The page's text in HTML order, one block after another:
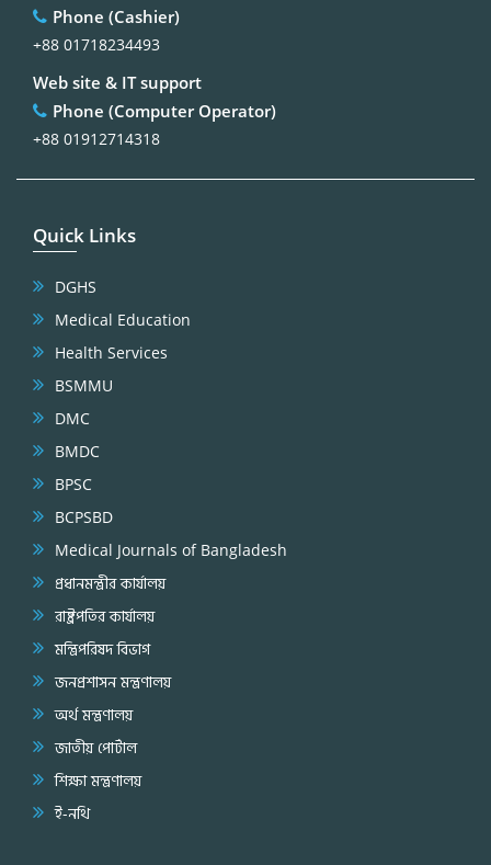
Phone (Cashier)
+88 01718234493
Web site & IT support
Phone (Computer Operator)
+88 01912714318
Quick Links
DGHS
Medical Education
Health Services
BSMMU
DMC
BMDC
BPSC
BCPSBD
Medical Journals of Bangladesh
প্রধানমন্ত্রীর কার্যালয়
রাষ্ট্রপতির কার্যালয়
মন্ত্রিপরিষদ বিভাগ
জনপ্রশাসন মন্ত্রণালয়
অর্থ মন্ত্রণালয়
জাতীয় পোর্টাল
শিক্ষা মন্ত্রণালয়
ই-নথি